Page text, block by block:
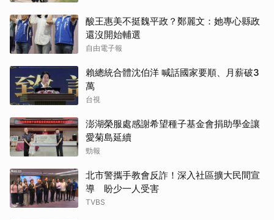
酸王惠美不挺魏平政？鄭麗文：她專心縣政
還沒開始輔選
自由電子報
賴總統合體沈伯洋 喊話國家要順、月薪破3
萬
台視
澎湖榮服處感謝希望種子基金會捐助學金讓
愛菊島延續
勁報
北市警攜手教會反詐！深入社區擴大民間宣
導 盼少一人受害
TVBS